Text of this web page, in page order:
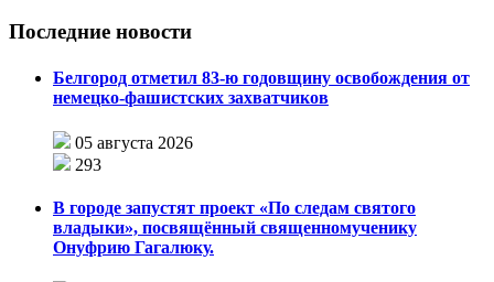
Последние новости
Белгород отметил 83-ю годовщину освобождения от
немецко-фашистских захватчиков
05 августа 2026
293
В городе запустят проект «По следам святого
владыки», посвящённый священномученику
Онуфрию Гагалюку.